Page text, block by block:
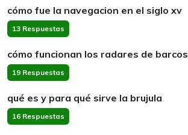
cómo fue la navegacion en el siglo xv
13 Respuestas
cómo funcionan los radares de barcos
19 Respuestas
qué es y para qué sirve la brujula
16 Respuestas